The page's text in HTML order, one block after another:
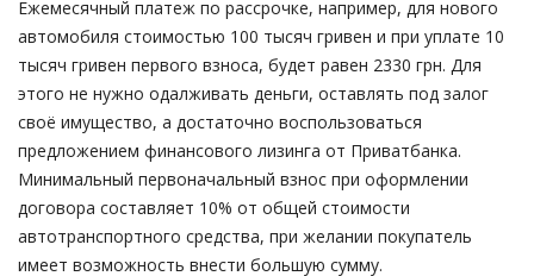
Ежемесячный платеж по рассрочке, например, для нового
автомобиля стоимостью 100 тысяч гривен и при уплате 10
тысяч гривен первого взноса, будет равен 2330 грн. Для
этого не нужно одалживать деньги, оставлять под залог
своё имущество, а достаточно воспользоваться
предложением финансового лизинга от Приватбанка.
Минимальный первоначальный взнос при оформлении
договора составляет 10% от общей стоимости
автотранспортного средства, при желании покупатель
имеет возможность внести большую сумму.